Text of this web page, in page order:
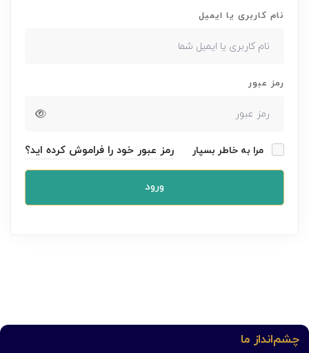
نام کاربری یا ایمیل
رمز عبور
مرا به خاطر بسپار رمز عبور خود را فراموش کرده اید؟
ورود
چشم‌انداز ما